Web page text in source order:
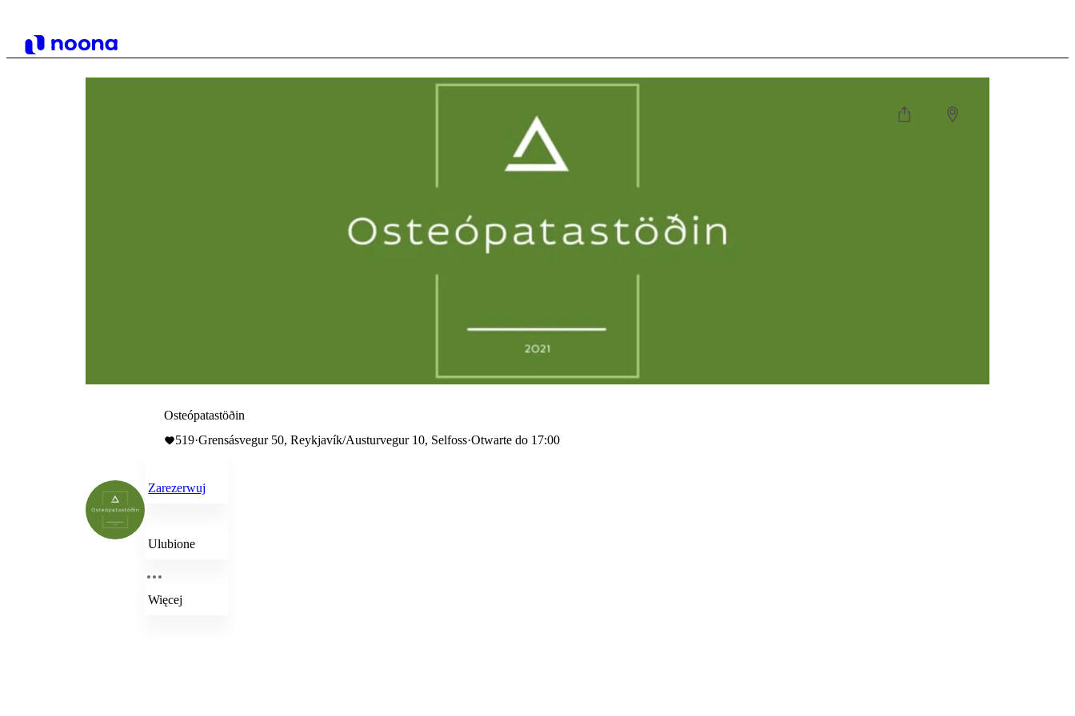
Osteópatastöðin
519·Grensásvegur 50, Reykjavík/Austurvegur 10, Selfoss·Otwarte do 17:00
Zarezerwuj
Ulubione
Więcej